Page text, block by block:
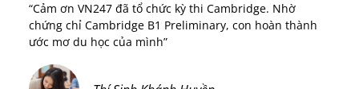
“Cảm ơn VN247 đã tổ chức kỳ thi Cambridge. Nhờ
chứng chỉ Cambridge B1 Preliminary, con hoàn thành
ước mơ du học của mình”